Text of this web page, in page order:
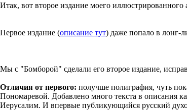
Итак, вот второе издание моего
Первое издание (описание тут) даже попало в лонг-
Мы с "Бомборой" сделали его второе издание,
Отличия от первого: получше полиграфия, чуть
Пономаревой. Добавлено много текста в описания
Иерусалим. И впервые публикующийся русский